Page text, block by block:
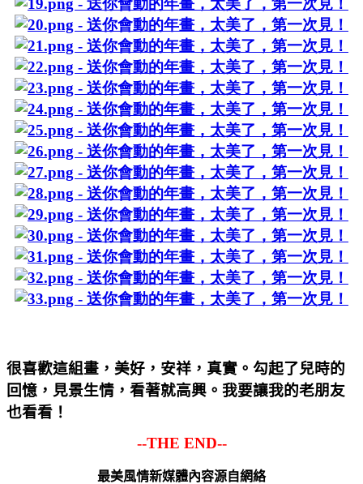
很喜歡這組畫，美好，安祥，真實。勾起了兒時的
回憶，見景生情，看著就高興。我要讓我的老朋友
也看看！
--THE END--
最美風情新媒體內容源自網絡